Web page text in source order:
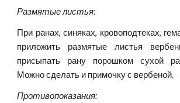
Размятые листья:
При ранах, синяках, кровоподтеках,
приложить размятые листья
присыпать рану порошком сухой
Можно сделать и примочку с вербеной.
Противопоказания: